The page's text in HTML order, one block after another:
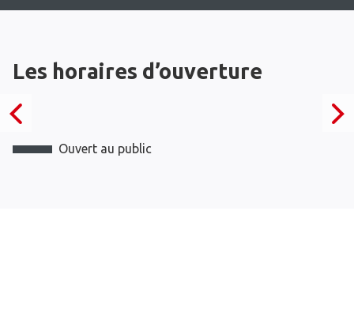
Les horaires d’ouverture
Ouvert au public